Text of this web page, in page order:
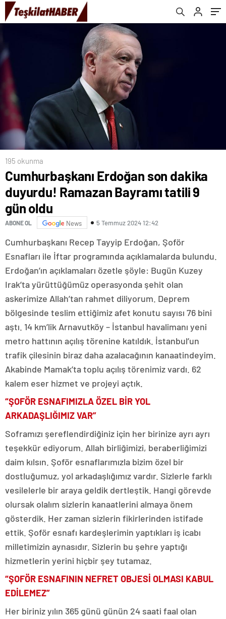
195 okunma
Cumhurbaşkanı Erdoğan son dakika
duyurdu! Ramazan Bayramı tatili 9
gün oldu
ABONE OL News 5 Temmuz 2024 12:42
Cumhurbaşkanı Recep Tayyip Erdoğan, Şoför
Esnafları ile İftar programında açıklamalarda bulundu.
Erdoğan’ın açıklamaları özetle şöyle: Bugün Kuzey
Irak’ta yürüttüğümüz operasyonda şehit olan
askerimize Allah’tan rahmet diliyorum. Deprem
bölgesinde teslim ettiğimiz afet konutu sayısı 76 bini
aştı. 14 km’lik Arnavutköy – İstanbul havalimanı yeni
metro hattının açılış törenine katıldık. İstanbul’un
trafik çilesinin biraz daha azalacağının kanaatindeyim.
Akabinde Mamak’ta toplu açılış törenimiz vardı. 62
kalem eser hizmet ve projeyi açtık.
“ŞOFÖR ESNAFIMIZLA ÖZEL BİR YOL
ARKADAŞLIĞIMIZ VAR”
Soframızı şereflendirdiğiniz için her birinize ayrı ayrı
teşekkür ediyorum. Allah birliğimizi, beraberliğimizi
daim kılsın. Şoför esnaflarımızla bizim özel bir
dostluğumuz, yol arkadaşlığımız vardır. Sizlerle farklı
vesilelerle bir araya geldik dertleştik. Hangi görevde
olursak olalım sizlerin kanaatlerini almaya önem
gösterdik. Her zaman sizlerin fikirlerinden istifade
ettik. Şoför esnafı kardeşlerimin yaptıkları iş icabı
milletimizin aynasıdır. Sizlerin bu şehre yaptığı
hizmetlerin yerini hiçbir şey tutamaz.
“ŞOFÖR ESNAFININ NEFRET OBJESİ OLMASI KABUL
EDİLEMEZ”
Her biriniz yılın 365 günü günün 24 saati faal olan